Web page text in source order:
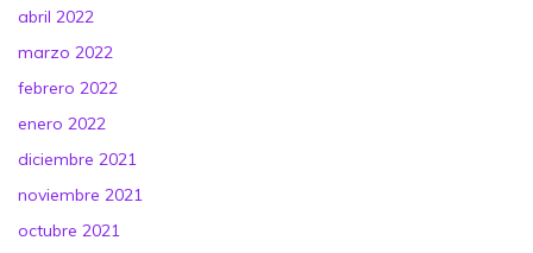
abril 2022
marzo 2022
febrero 2022
enero 2022
diciembre 2021
noviembre 2021
octubre 2021